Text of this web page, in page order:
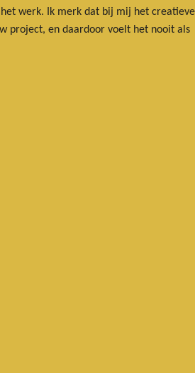
werk. Ik merk dat bij mij het creatieve
project, en daardoor voelt het nooit als